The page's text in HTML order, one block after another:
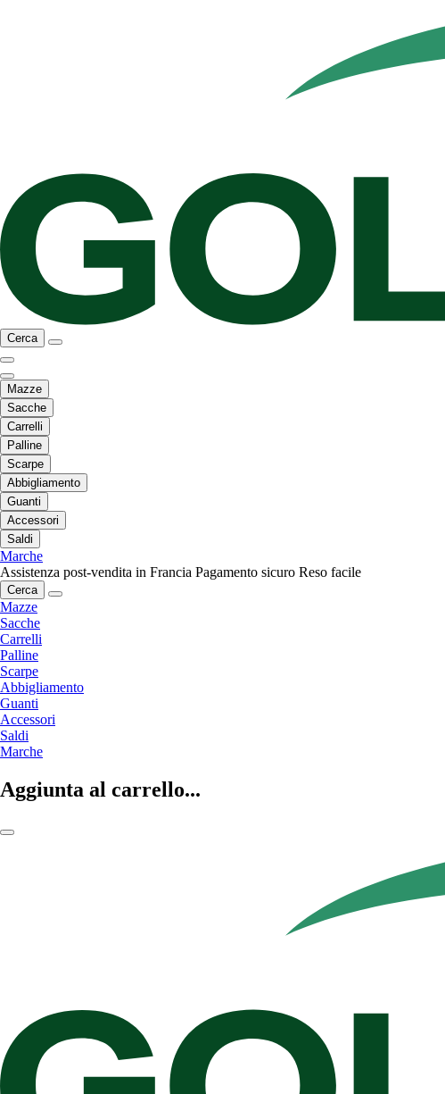
Cerca
Mazze
Sacche
Carrelli
Palline
Scarpe
Abbigliamento
Guanti
Accessori
Saldi
Marche
Assistenza post-vendita in Francia Pagamento sicuro Reso facile
Cerca
Mazze
Sacche
Carrelli
Palline
Scarpe
Abbigliamento
Guanti
Accessori
Saldi
Marche
Aggiunta al carrello...